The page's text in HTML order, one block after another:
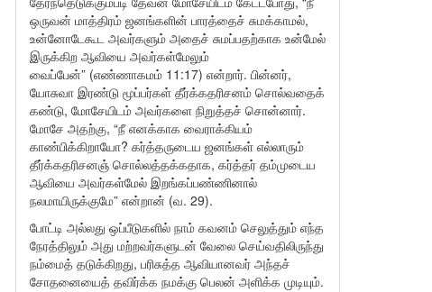
ஒருவன் மாத்திரம் ஜனங்களின் பாரத்தைச் சுமக்காமல்,
உன்னோடேகூட அவர்களும் அதைச் சுமப்பதற்காக உன்மேல்
இருக்கிற ஆவியை அவர்கள்மேலும்
வைப்பேன்” (எண்ணாகமம் 11:17) என்றார். பின்னர்,
யோசுவா இரண்டு மூப்பர்கள் தீர்க்கதரிசனம் சொல்வதைக்
கண்டு, மோசேயிடம் அவர்களை நிறுத்தச் சொன்னார்.
மோசே அதற்கு, “நீ எனக்காக வைராக்கியம்
காண்பிக்கிறாயோ? கர்த்தருடைய ஜனங்கள் எல்லாரும்
தீர்க்கதரிசனஞ் சொல்லத்தக்கதாக, கர்த்தர் தம்முடைய
ஆவியை அவர்கள்மேல் இறங்கப்பண்ணினால்
நலமாயிருக்குமே” என்றான் (வ. 29).
போட்டி அல்லது ஒப்பீடுகளில் நாம் கவனம் செலுத்தும் எந்த
நேரத்திலும் அது மற்றவர்களுடன் வேலை செய்வதிலிருந்து
நம்மைத் தடுக்கிறது, பரிசுத்த ஆவியானவர் அந்தச்
சோதனையைத் தவிர்க்க நமக்கு பெலன் அளிக்க முடியும்.